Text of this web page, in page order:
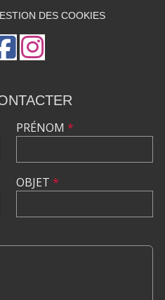
DES COOKIES
PRÉNOM *
OBJET *